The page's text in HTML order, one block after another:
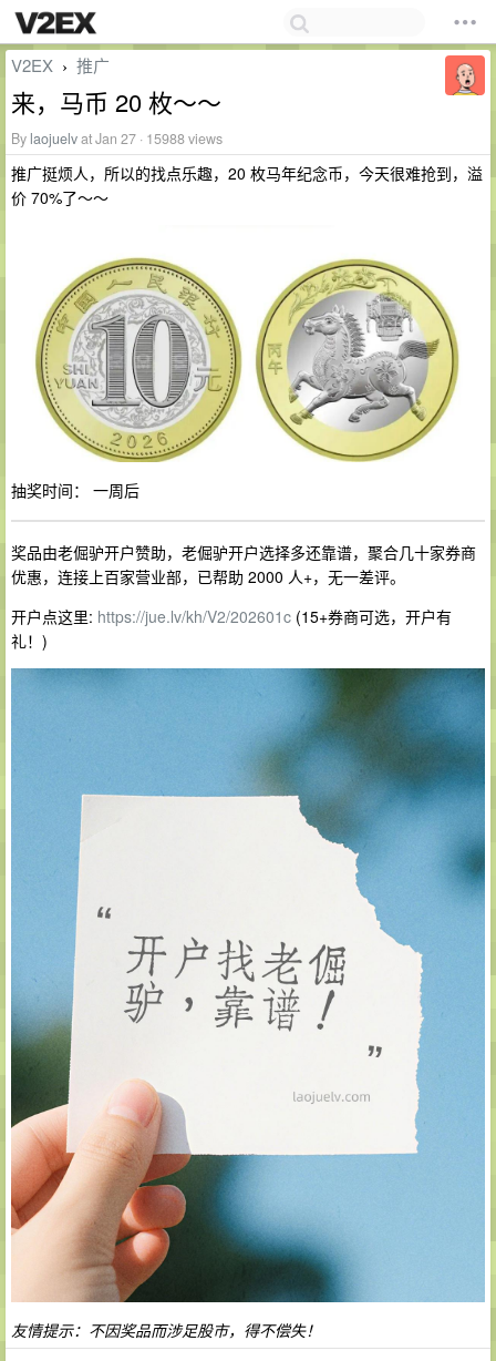
V2EX › 推广
来，马币 20 枚～～
By laojuelvat Jan 27 · 15988 views
推广挺烦人，所以的找点乐趣，20 枚马年纪念币，今天很难抢到，溢
价 70%了～～
抽奖时间： 一周后
奖品由老倔驴开户赞助，老倔驴开户选择多还靠谱，聚合几十家券商
优惠，连接上百家营业部，已帮助 2000 人+，无一差评。
开户点这里: https://jue.lv/kh/V2/202601c (15+券商可选，开户有
礼！)
友情提示：不因奖品而涉足股市，得不偿失！